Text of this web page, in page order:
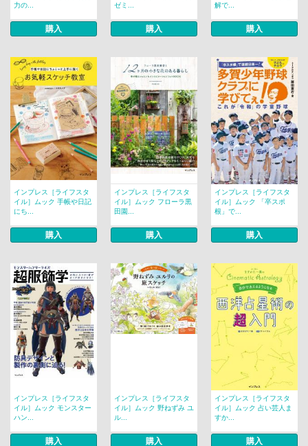
力の...
購入
ゼミ...
購入
解で...
購入
インプレス［ライフスタ
イル］ムック 手帳や日記
にち...
購入
インプレス［ライフスタ
イル］ムック フローラ黒
田園...
購入
インプレス［ライフスタ
イル］ムック 「卒スポ
根」で...
購入
インプレス［ライフスタ
イル］ムック モンスター
ハン...
購入
インプレス［ライフスタ
イル］ムック 野ねずみ ユ
ル...
購入
インプレス［ライフスタ
イル］ムック 占い芸人ま
すか...
購入